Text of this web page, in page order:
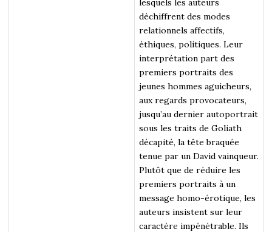
déchiffrent des modes
relationnels affectifs,
éthiques, politiques. Leur
interprétation part des
premiers portraits des
jeunes hommes aguicheurs,
aux regards provocateurs,
jusqu’au dernier autoportrait
sous les traits de Goliath
décapité, la tête braquée
tenue par un David vainqueur.
Plutôt que de réduire les
premiers portraits à un
message homo-érotique, les
auteurs insistent sur leur
caractère impénétrable. Ils